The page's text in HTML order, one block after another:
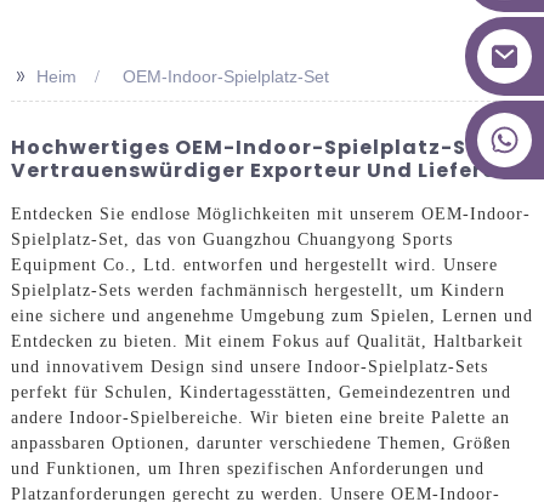
>> Heim OEM-Indoor-Spielplatz-Set
Hochwertiges OEM-Indoor-Spielplatz-Set -
Vertrauenswürdiger Exporteur Und Lieferant
Entdecken Sie endlose Möglichkeiten mit unserem OEM-Indoor-
Spielplatz-Set, das von Guangzhou Chuangyong Sports
Equipment Co., Ltd. entworfen und hergestellt wird. Unsere
Spielplatz-Sets werden fachmännisch hergestellt, um Kindern
eine sichere und angenehme Umgebung zum Spielen, Lernen und
Entdecken zu bieten. Mit einem Fokus auf Qualität, Haltbarkeit
und innovativem Design sind unsere Indoor-Spielplatz-Sets
perfekt für Schulen, Kindertagesstätten, Gemeindezentren und
andere Indoor-Spielbereiche. Wir bieten eine breite Palette an
anpassbaren Optionen, darunter verschiedene Themen, Größen
und Funktionen, um Ihren spezifischen Anforderungen und
Platzanforderungen gerecht zu werden. Unsere OEM-Indoor-